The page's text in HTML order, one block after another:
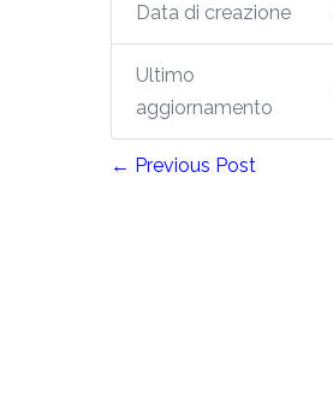
Data di creazione
Ultimo
aggiornamento
← Previous Post